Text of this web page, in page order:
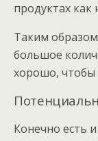
продуктах как
Таким
большое
хорошо, чтобы
Конечно есть